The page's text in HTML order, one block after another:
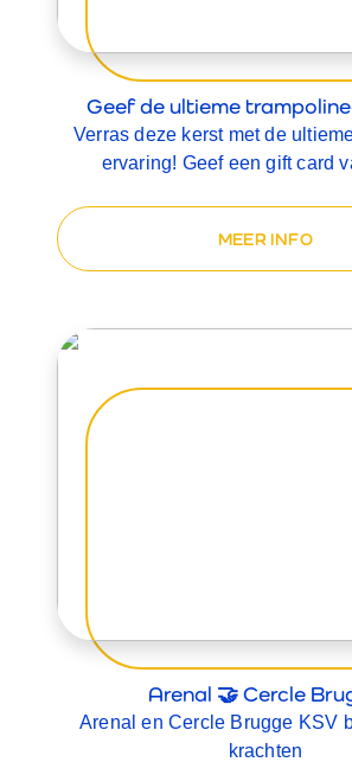
Geef de ultieme
Verras deze kerst met de
ervaring! Geef een gift card
MEER INFO
Arenal 🤝 Cercle
Arenal en Cercle Brugge KSV
krachten